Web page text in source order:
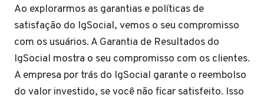
Ao explorarmos as garantias e políticas de
satisfação do IgSocial, vemos o seu compromisso
com os usuários. A Garantia de Resultados do
IgSocial mostra o seu compromisso com os clientes.
A empresa por trás do IgSocial garante o reembolso
do valor investido, se você não ficar satisfeito. Isso